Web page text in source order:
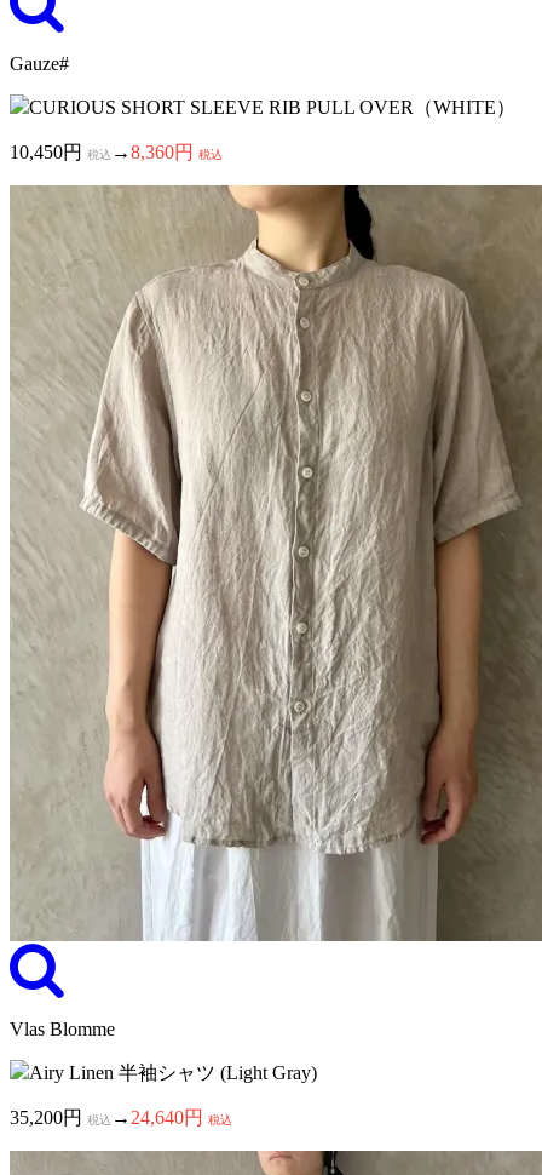
Gauze#
CURIOUS SHORT SLEEVE RIB PULL OVER（WHITE）
10,450円 税込 →8,360円 税込
Vlas Blomme
Airy Linen 半袖シャツ (Light Gray)
35,200円 税込 → 24,640円 税込